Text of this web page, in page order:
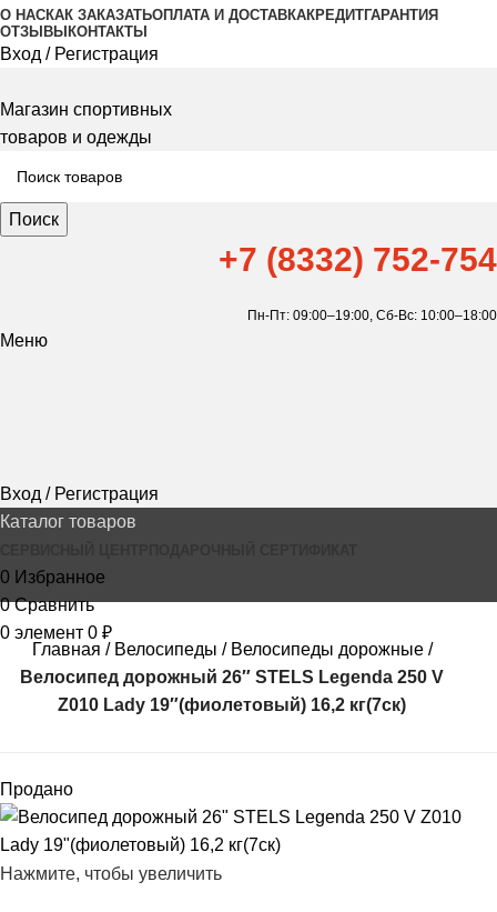
О НАСКАК ЗАКАЗАТЬОПЛАТА И ДОСТАВКАКРЕДИТГАРАНТИЯ
ОТЗЫВЫ КОНТАКТЫ
Вход / Регистрация
Магазин спортивных
товаров и одежды
Поиск
+7 (8332) 752-754
Пн-Пт: 09:00–19:00, Сб-Вс: 10:00–18:00
Меню
Вход / Регистрация
Каталог товаров
0 Избранное
0 Сравнить
0 элемент 0 ₽
Главная
Велосипеды
Велосипеды дорожные
Велосипед дорожный 26″ STELS Legenda 250 V
Z010 Lady 19″(фиолетовый) 16,2 кг(7ск)
Продано
Нажмите, чтобы увеличить